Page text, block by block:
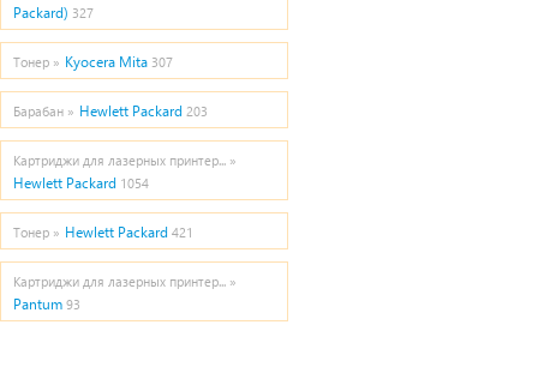
Packard) 327
Тонер » Kyocera Mita 307
Барабан » Hewlett Packard 203
Картриджи для лазерных принтер... »
Hewlett Packard 1054
Тонер » Hewlett Packard 421
Картриджи для лазерных принтер... »
Pantum 93